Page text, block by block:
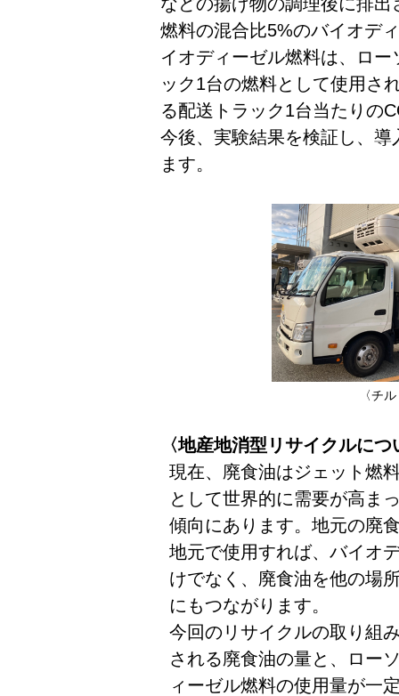
燃料の混合比5%のバイオデ
イオディーゼル燃料は、ロ
ック1台の燃料として使用さ
る配送トラック1台当たりの
今後、実験結果を検証し、
ます。
〈チ
〈地産地消型リサイクルにつ
現在、廃食油はジェット燃
として世界的に需要が高ま
傾向にあります。地元の廃
地元で使用すれば、バイオ
けでなく、廃食油を他の場
にもつながります。
今回のリサイクルの取り組
される廃食油の量と、ロー
ィーゼル燃料の使用量が一